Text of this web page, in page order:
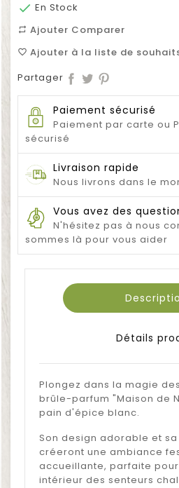
 En Stock
repeat Ajouter Comparer
favorite_border Ajouter à la liste de
Partager
Paiement sécurisé
Paiement par carte ou
sécurisé
Livraison rapide
Nous livrons dans le
Vous avez des
N'hésitez pas à nous
sommes là pour vous aider
Détails
Plongez dans la magie
brûle-parfum "Maison de
pain d'épice blanc.
Son design adorable et
créeront une ambiance
accueillante, parfaite
intérieur des senteurs